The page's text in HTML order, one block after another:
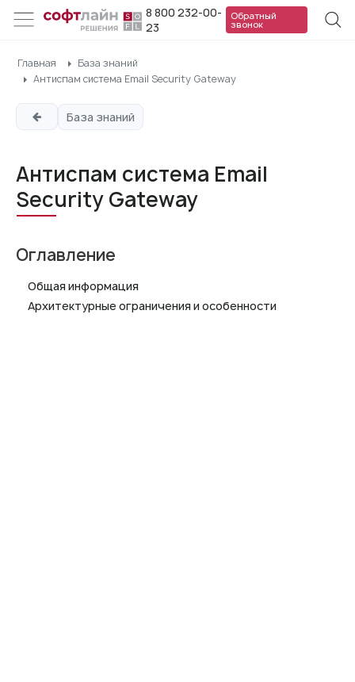
8 800 232-00-
23
Обратный
звонок
Главная
База знаний
Антиспам система Email Security Gateway
База знаний
Антиспам система Email
Security Gateway
Оглавление
Общая информация
Архитектурные ограничения и особенности